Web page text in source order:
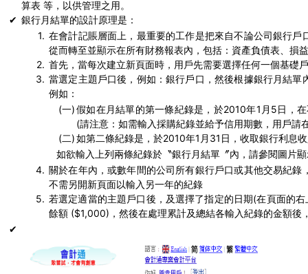
✔
算表 等，以供管理之用。
銀行月結單的設計原理是：
1.
2.
3.
在會計記賬層面上，最重要的工作是把來自不論公司銀行
從而轉至並顯示在所有財務報表內，包括：資產負債表、損
首先，當每次建立新頁面時，用戶先需要選擇任何一個基礎
當選定主題戶口後，例如：銀行戶口，然後根據銀行月結
例如：
(一)
(二)
假如在月結單的第一條紀錄是，於2010年1月5日，
(請注意：如需輸入採購紀錄並給予信用期數，用戶請
如第二條紀錄是，於2010年1月31日，收取銀行利息
如欲輸入上列兩條紀錄於〝銀行月結單〞內，請參閱圖片
4.
5.
關於在年內，或數年間的公司所有銀行戶口或其他交易紀
不需另開新頁面以輸入另一年的紀錄
若選定適當的主題戶口後，及選擇了指定的日期(在頁面的
餘額 ($1,000)，然後在處理累計及總結各輸入紀錄的金額
✔